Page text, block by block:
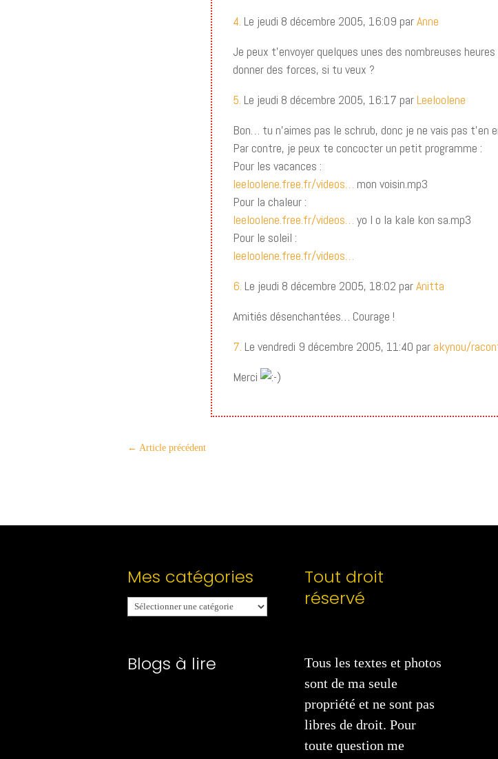
4. Le jeudi 8 décembre 2005, 16:09 parAnne
Je peux t’envoyer quelques unes des nombreuses
donner des forces, si tu veux ?
5. Le jeudi 8 décembre 2005, 16:17 parLeeloolene
Bon… tu n’aimes pas le schrub, donc je ne vais pas t’en
Par contre, je peux te concocter un petit programme :
Pour les vacances :
leeloolene.free.fr/videos… mon voisin.mp3
Pour la chaleur :
leeloolene.free.fr/videos… yo l o la kale kon sa.mp3
Pour le soleil :
leeloolene.free.fr/videos…
6. Le jeudi 8 décembre 2005, 18:02 parAnitta
Amitiés désenchantées… Courage !
7. Le vendredi 9 décembre 2005, 11:40 par akynou/
Merci
← Article précédent
Mes catégories
Mes
catégories
Blogs à lire
Tout droit
réservé
Tous les textes et photos
sont de ma seule
propriété et ne sont pas
libres de droit. Pour
toute question me